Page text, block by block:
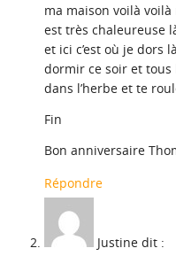
ma maison voilà
est très chaleureuse
et ici c’est où je dors
dormir ce soir et tous
dans l’herbe et te
Fin
Bon anniversaire
Répondre
Justine dit :